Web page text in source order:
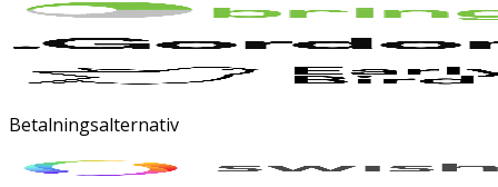
Betalningsalternativ